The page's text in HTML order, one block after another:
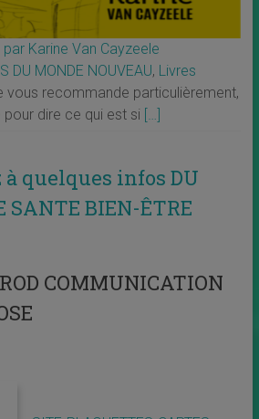
Karine Van Cayzeele
DU MONDE NOUVEAU, Livres
vous recommande particulièrement,
dire ce qui est si […]
à quelques infos DU
SANTE BIEN-ÊTRE
COMMUNICATION